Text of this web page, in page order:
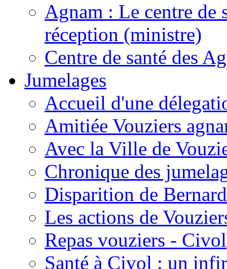
Agnam : Le centre de
réception (ministre)
Centre de santé des
Jumelages
Accueil d'une
Amitiée Vouziers
Avec la Ville de
Chronique des
Disparition de
Les actions de
Repas vouziers - Civol
Santé à Civol : un